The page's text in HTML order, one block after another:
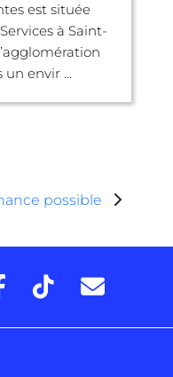
est située
à Saint-
un envir ...
possible